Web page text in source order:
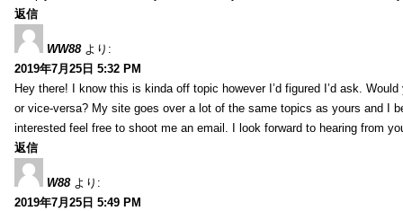
返信
WW88 より:
2019年7月25日 5:32 PM
Hey there! I know this is kinda off topic however I’d figured I’d ask.
or vice-versa? My site goes over a lot of the same topics as yours and I
interested feel free to shoot me an email. I look forward to hearing from
返信
W88 より:
2019年7月25日 5:49 PM